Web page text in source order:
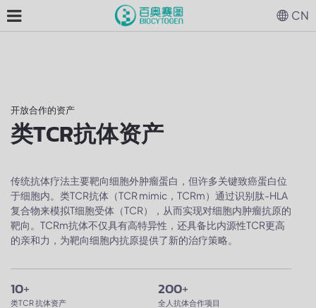
开放合作的资产
类TCR抗体资产
传统抗体疗法主要靶向细胞外肿瘤蛋白，但许多关键致癌蛋白位
于细胞内。类TCR抗体（TCR mimic，TCRm）通过识别肽-HLA
复合物来模拟T细胞受体（TCR），从而实现对细胞内肿瘤抗原的
靶向。TCRm抗体不仅具有高特异性，还具备比内源性TCR更高
的亲和力，为靶向细胞内抗原提供了新的治疗策略。
10+
类TCR 抗体资产
200+
全人抗体合作项目
CN